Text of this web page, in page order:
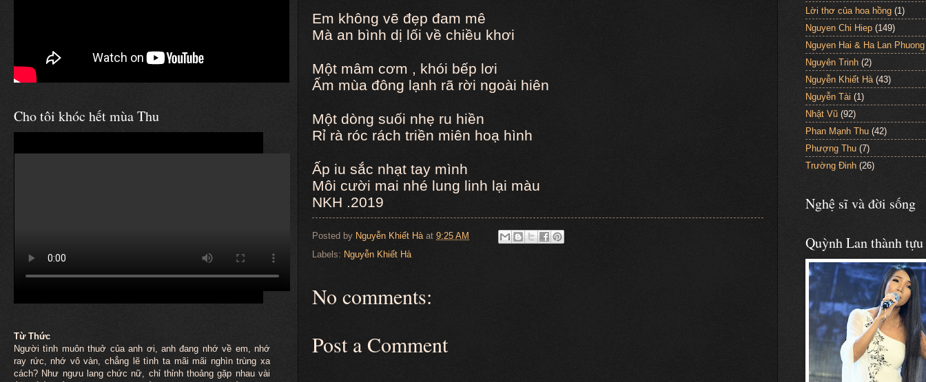
Em không vẽ đẹp đam mê
Mà an bình dị lối về chiều khơi
Một mâm cơm , khói bếp lơi
Ấm mùa đông lạnh rã rời ngoài hiên
Một dòng suối nhẹ ru hiền
Rỉ rà róc rách triền miên hoạ hình
Ấp iu sắc nhạt tay mình
Môi cười mai nhé lung linh lại màu
NKH .2019
Posted by Nguyễn Khiết Hà at 9:25 AM
Labels: Nguyễn Khiết Hà
No comments:
Post a Comment
Cho tôi khóc hết mùa Thu
Từ Thức
Người tình muônthuở của anh ơi, anh đang nhớ về em, nhớ
ray rức, nhớ vô vàn, chẳng lẽ tình ta mãi mãi nghìn trùng xa
cách? Như ngưu lang chức nữ, chỉ thỉnh thoảng gặp nhau vài
Lời thơ của hoa hồng (1)
Nguyen Chi Hiep (149)
Nguyen Hai & Ha Lan Phuong
Nguyên Trinh (2)
Nguyễn Khiết Hà (43)
Nguyễn Tài (1)
Nhật Vũ (92)
Phan Mạnh Thu (42)
Phượng Thu (7)
Trường Đinh (26)
Nghệ sĩ và đời sống
Quỳnh Lan thành